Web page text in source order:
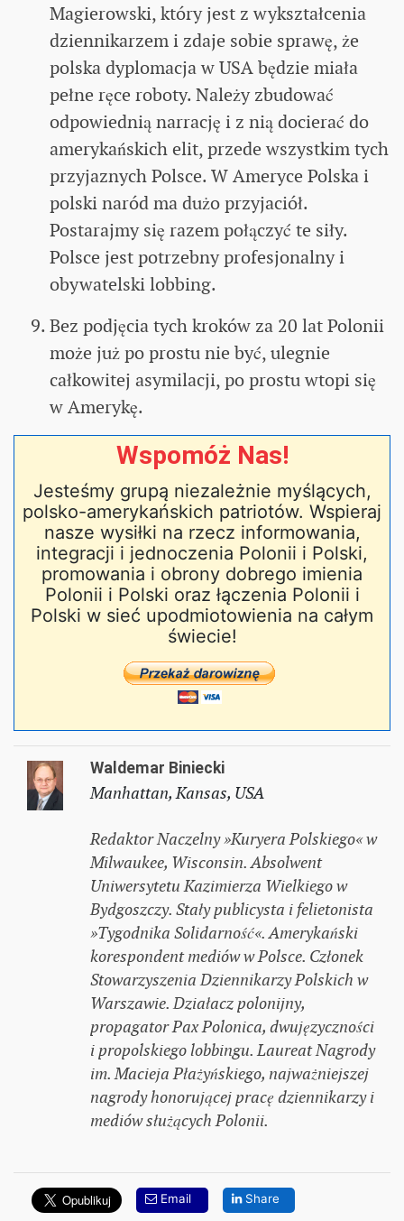
Magierowski, który jest z wykształcenia
dziennikarzem i zdaje sobie sprawę, że
polska dyplomacja w USA będzie miała
pełne ręce roboty. Należy zbudować
odpowiednią narrację i z nią docierać do
amerykańskich elit, przede wszystkim tych
przyjaznych Polsce. W Ameryce Polska i
polski naród ma dużo przyjaciół.
Postarajmy się razem połączyć te siły.
Polsce jest potrzebny profesjonalny i
obywatelski lobbing.
Bez podjęcia tych kroków za 20 lat Polonii
może już po prostu nie być, ulegnie
całkowitej asymilacji, po prostu wtopi się
w Amerykę.
Wspomóż Nas!
Jesteśmy grupą niezależnie myślących,
polsko-amerykańskich patriotów. Wspieraj
nasze wysiłki na rzecz informowania,
integracji i jednoczenia Polonii i Polski,
promowania i obrony dobrego imienia
Polonii i Polski oraz łączenia Polonii i
Polski w sieć upodmiotowienia na całym
świecie!
Waldemar Biniecki
Manhattan, Kansas, USA
Redaktor Naczelny »Kuryera Polskiego« w
Milwaukee, Wisconsin. Absolwent
Uniwersytetu Kazimierza Wielkiego w
Bydgoszczy. Stały publicysta i felietonista
»Tygodnika Solidarność«. Amerykański
korespondent mediów w Polsce. Członek
Stowarzyszenia Dziennikarzy Polskich w
Warszawie. Działacz polonijny,
propagator Pax Polonica, dwujęzyczności
i propolskiego lobbingu. Laureat Nagrody
im. Macieja Płażyńskiego, najważniejszej
nagrody honorującej pracę dziennikarzy i
mediów służących Polonii.
Email Share